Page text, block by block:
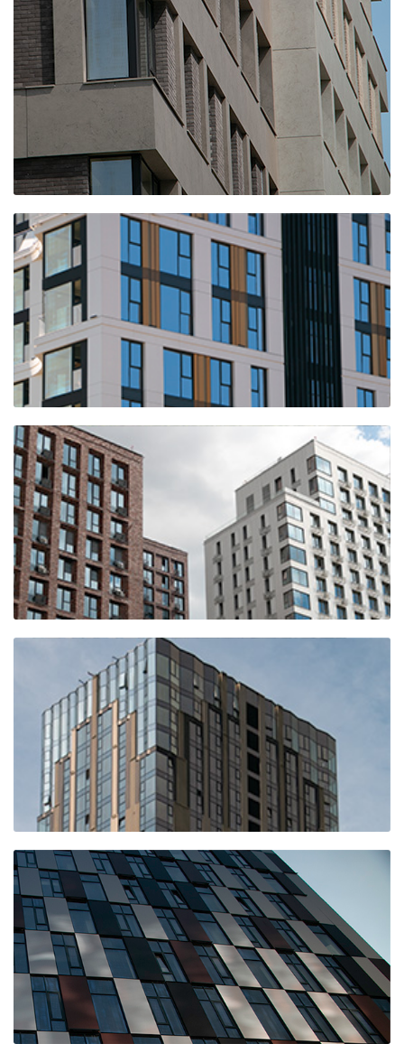
ЖК АЛИЯ (3-очередь, корпус
ЖК ПРИМАВЕРА
ЖК N’ICE LOFT
(НАЙС ЛОФТ)
ЖК АЛИЯ (3-
очередь, корпус
3)